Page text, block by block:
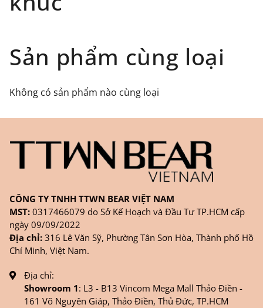
tác uy tín như giaohangtietkiem.vn ( giao hàng
Đối tượng áp dụng: Khách hàng đặt
hàng ONLINE trên trangWEBSITE/
FANPAGE/ZALO/
Thời gian nhận hàng: Đối với đơn hàng Online tại
TPHCM, sản phẩm sẽ được giao sớm nhất là 1
ngày sau khi đặt.
Sản phẩm cùng loại
Không có sản phẩm nào cùng loại
CÔNG TY TNHH TTWN BEAR VIỆT NAM
MST: 0317466079 do Sở Kế Hoạch và Đầu Tư TP.HCM cấp
ngày 09/09/2022
Địa chỉ: 316 Lê Văn Sỹ, Phường Tân Sơn Hòa, Thành phố Hồ
Chí Minh, Việt Nam.
Địa chỉ:
Showroom 1: L3 - B13 Vincom Mega Mall Thảo Điền -
161 Võ Nguyên Giáp, Thảo Điền, Thủ Đức, TP.HCM